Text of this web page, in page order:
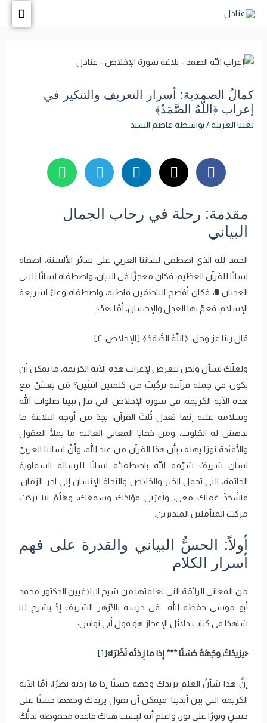
كمالُ الصمدية: أسرار التعريف والتنكير في
إعراب ﴿اللَّهُ الصَّمَدُ﴾
لغتنا العربية/ بواسطة عاصم السيد
مقدمة: رحلة في رحاب الجمال
البياني
الحمد لله الذي اصطفى لساننا العربي على سائر الألسنة، اصفاه
لسانًا للقرآن العظيم، فكان معجزًا في البيان، واصطفاه لسانًا للنبي
العدنانﷺ، فكان أفصح الناطقين قاطبة، واصطفاه وعاءً لشريعة
الإسلام، فعمَّ بها العدل والإحسان، أمّا بعدُ:
قال ربنا عز وجل: ﴿اللَّهُ ‌الصَّمَدُ﴾ [الإخلاص: ٢]
ولعلّك تسأل ونحن نتعرض لإعراب هذه الآية الكريمة، ما يمكن أن
يكون في جملة قرآنية تركَّبتْ من كلمتين اثنتَين؟ مَن يعشْ مع
هذه الآية الكريمة، في سورة الإخلاص التي قال نبينا صلوات الله
وسلامه عليه إنها تعدل ثُلثَ القرآن، يجدْ من أوجه البلاغة ما
تدهش له القلوب، ومن خفايا المعاني العالية ما يملأ العقول
والأفئدة نورًا يهتف بأن هذا القرآن من عند الله، وأنَّ لساننا العربيَّ
لسان شريفٌ شرَّفه الله باصطفائه لسانًا للرسالة السماوية
الخاتمة، التي تحمل الخير والخلاص والنجاة للإنسان إلى آخر الزمان،
فاشْحَذْ عَقلَك معي، وأعرْني فؤادَك وسمعَك، وهَلُمَّ بنا نركبْ
مركبَ المتأملين المتدبرين.
أولاً: الحسُّ البياني والقدرة على فهم
أسرار الكلام
من المعاني الرائقة التي تعلمتها من شيخ البلاغيين الدكتور محمد
أبو موسى حفظه الله في درسه بالأزهر الشريف إذْ يشرح لنا
شاهدًا في كتاب دلائل الإعجاز هو قول أبي نواس:
«‌يزيدُكَ ‌وجْهُهُ ‌حُسْنًا *** إِذا ما زِدْتَه نَظَرًا»[1]
إنَّ هذا شأنُ العلم يزيدك وجهه حسنًا إذا ما زدته نظرًا، أمّا الآية
الكريمة التي بين أيدينا: فيمكن أن نقول يزيدك وجهها حسنًا على
حسنٍ ونورًا على نور، واعلم أنه ليست هناك قاعدة محفوظة تدلُّكَ